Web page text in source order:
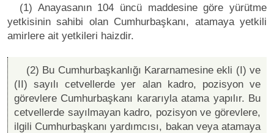
(1) Anayasanın 104 üncü maddesine göre yürütme
yetkisinin sahibi olan Cumhurbaşkanı, atamaya yetkili
amirlere ait yetkileri haizdir.
(2) Bu Cumhurbaşkanlığı Kararnamesine ekli (I) ve
(II) sayılı cetvellerde yer alan kadro, pozisyon ve
görevlere Cumhurbaşkanı kararıyla atama yapılır. Bu
cetvellerde sayılmayan kadro, pozisyon ve görevlere,
ilgili Cumhurbaşkanı yardımcısı, bakan veya atamaya